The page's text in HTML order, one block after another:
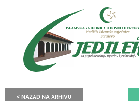
< NAZAD NA ARHIVU